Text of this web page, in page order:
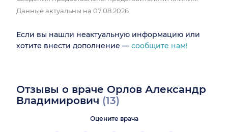
Данные актуальны на 07.08.2026
Если вы нашли неактуальную информацию или
хотите внести дополнение — сообщите нам!
Отзывы о враче Орлов Александр
Владимирович (13)
Оцените врача